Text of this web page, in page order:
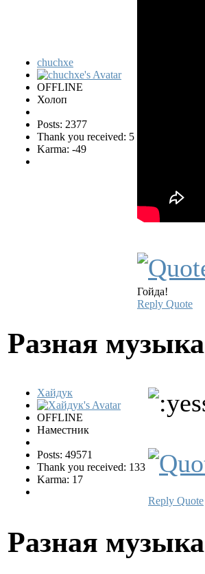
chuchxe
OFFLINE
Холоп
Posts: 2377
Thank you received: 5
Karma: -49
Гойда!
Reply Quote
Разная музыка
Хайдук
OFFLINE
Наместник
Posts: 49571
Thank you received: 133
Karma: 17
Reply Quote
Разная музыка